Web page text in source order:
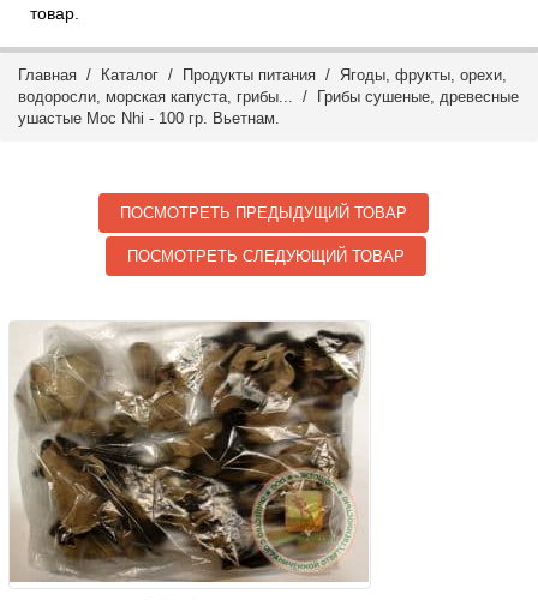
товар.
Главная / Каталог / Продукты питания / Ягоды, фрукты, орехи,
водоросли, морская капуста, грибы... / Грибы сушеные, древесные
ушастые Moc Nhi - 100 гр. Вьетнам.
ПОСМОТРЕТЬ ПРЕДЫДУЩИЙ ТОВАР
ПОСМОТРЕТЬ СЛЕДУЮЩИЙ ТОВАР